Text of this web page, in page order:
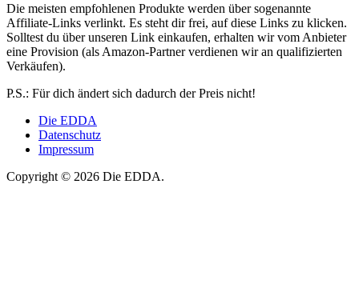
Die meisten empfohlenen Produkte werden über sogenannte
Affiliate-Links verlinkt. Es steht dir frei, auf diese Links zu klicken.
Solltest du über unseren Link einkaufen, erhalten wir vom Anbieter
eine Provision (als Amazon-Partner verdienen wir an qualifizierten
Verkäufen).
P.S.: Für dich ändert sich dadurch der Preis nicht!
Die EDDA
Datenschutz
Impressum
Copyright © 2026 Die EDDA.